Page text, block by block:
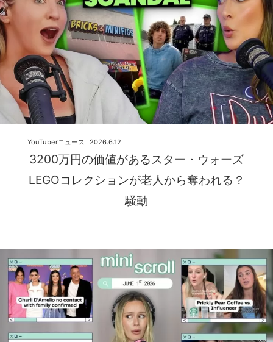
3200万円の価値があるスター・ウォーズ
LEGOコレクションが老人から奪われる？
騒動
2026.6.12
YouTuberニュース